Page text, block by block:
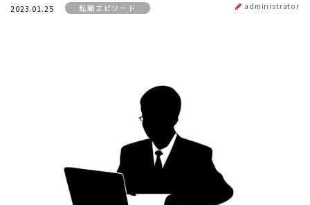
2023.01.25 転職エピソード administrator